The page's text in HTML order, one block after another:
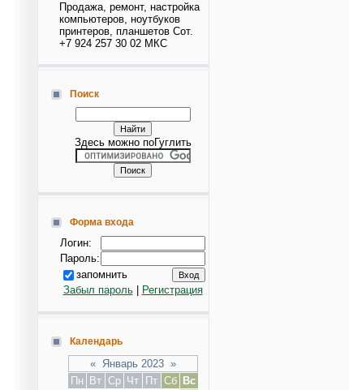
Продажа, ремонт, настройка
компьютеров, ноутбуков
принтеров, планшетов Сот.
+7 924 257 30 02 МКС
Поиск
Здесь можно поГуглить
Форма входа
Логин:
Пароль:
запомнить
Забыл пароль| Регистрация
Календарь
« Январь 2023 »
Пн
Вт Ср Чт Пт Сб
Вс